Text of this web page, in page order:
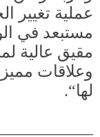
عملية تغيير
مستبعد في
مقيق عالية
وعلاقات
لها“.